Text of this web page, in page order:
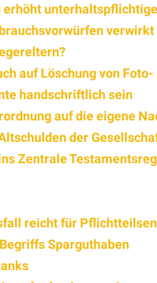
verwirkt
auf Löschung von
handschriftlich sein
auf die eigene
der
Zentrale
reicht für
Sparguthaben